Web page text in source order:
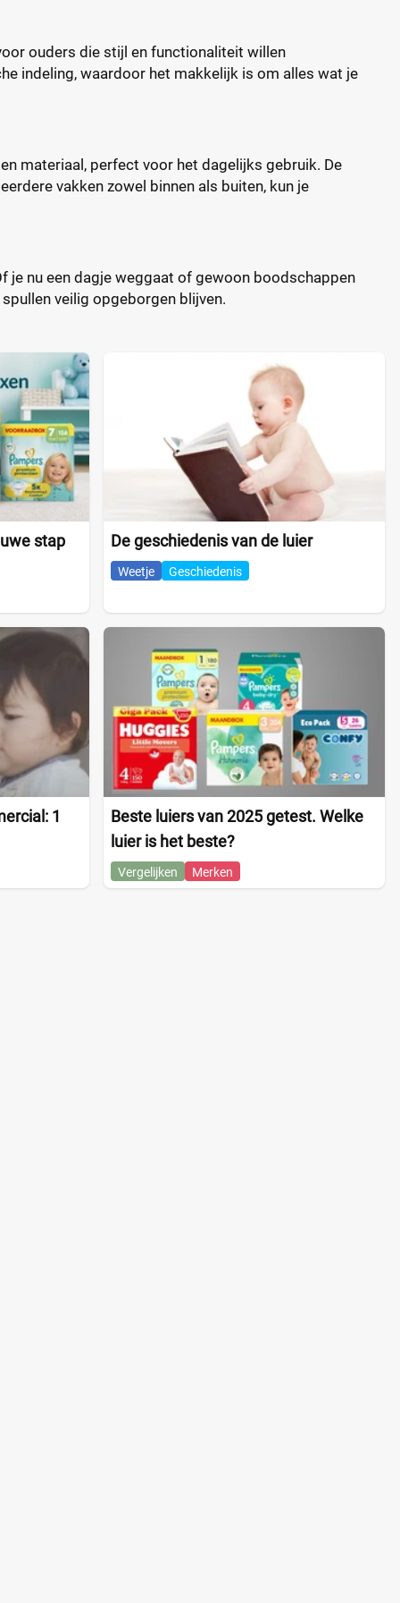
ouders die stijl en functionaliteit willen
indeling, waardoor het makkelijk is om alles wat je
materiaal, perfect voor het dagelijks gebruik. De
vakken zowel binnen als buiten, kun je
je nu een dagje weggaat of gewoon boodschappen
veilig opgeborgen blijven.
stap
De geschiedenis van de luier
Weetje Geschiedenis
1
Beste luiers van 2025 getest. Welke
luier is het beste?
Vergelijken Merken